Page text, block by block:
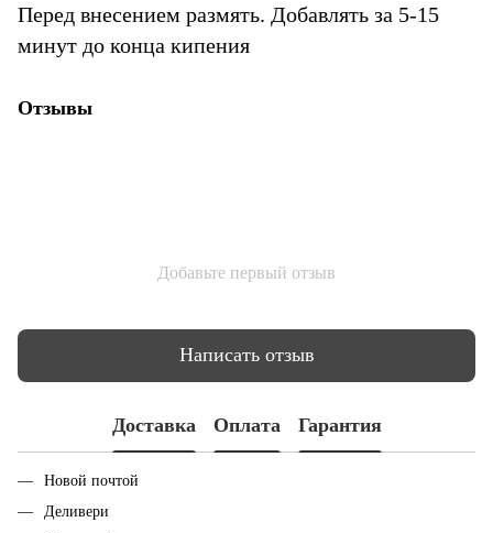
Перед внесением размять. Добавлять за 5-15
минут до конца кипения
Отзывы
Добавьте первый отзыв
Написать отзыв
Доставка Оплата Гарантия
Новой почтой
Деливери